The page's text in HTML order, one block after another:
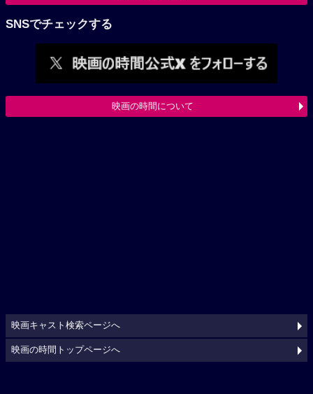
SNSでチェックする
映画の時間について
映画キャスト検索ページへ
映画の時間トップページへ